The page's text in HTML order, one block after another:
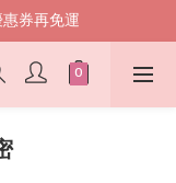
券再免運
券再免運
購物金！
券再免運